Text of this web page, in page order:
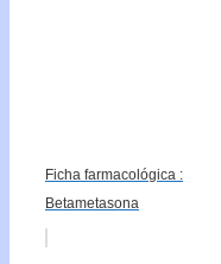
Ficha farmacológica :
Betametasona